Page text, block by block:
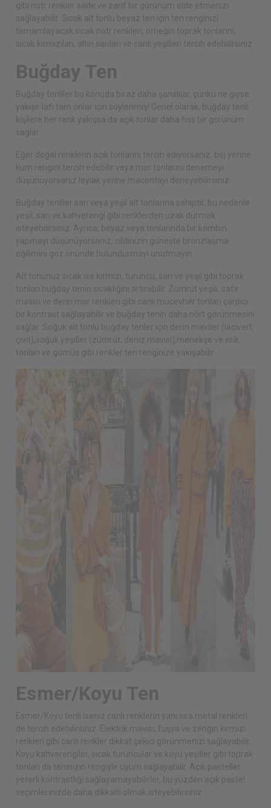
gibi nötr renkler sade ve zarif bir görünüm elde etmenizi
sağlayabilir. Sıcak alt tonlu beyaz ten için ten renginizi
tamamlayacak sıcak nötr renkleri, örneğin toprak tonlarını,
sıcak kırmızıları, altın sarıları ve canlı yeşilleri tercih edebilirsiniz.
Buğday Ten
Buğday tenliler bu konuda biraz daha şanslılar, çünkü ne giyse
yakışır lafı tam onlar için söylenmiş! Genel olarak, buğday tenli
kişilere her renk yakışsa da açık tonlar daha hoş bir görünüm
sağlar.
Eğer doğal renklerin açık tonlarını tercih ediyorsanız, bej yerine
kum rengini tercih edebilir veya mor tonlarını denemeyi
düşünüyorsanız leylak yerine macentayı deneyebilirsiniz.
Buğday tenliler sarı veya yeşil alt tonlarına sahiptir, bu nedenle
yeşil, sarı ve kahverengi gibi renklerden uzak durmak
isteyebilirsiniz. Ayrıca, beyaz veya tonlarında bir kombin
yapmayı düşünüyorsanız, cildinizin güneşte bronzlaşma
eğilimini göz önünde bulundurmayı unutmayın.
Alt tonunuz sıcak ise kırmızı, turuncu, sarı ve yeşil gibi toprak
tonları buğday tenin sıcaklığını artırabilir. Zümrüt yeşili, safir
mavisi ve derin mor renkleri gibi canlı mücevher tonları çarpıcı
bir kontrast sağlayabilir ve buğday tenin daha nört görünmesini
sağlar. Soğuk alt tonlu buğday tenler için derin maviler (lacivert,
çivit),soğuk yeşiller (zümrüt, deniz mavisi),menekşe ve erik
tonları ve gümüş gibi renkler ten renginize yakışabilir.
Esmer/Koyu Ten
Esmer/Koyu tenli iseniz canlı renklerin yanı sıra metal renkleri
de tercih edebilirsiniz. Elektrik mavisi, fuşya ve zengin kırmızı
renkleri gibi canlı renkler dikkat çekici görünmenizi sağlayabilir.
Koyu kahverengiler, sıcak turuncular ve koyu yeşiller gibi toprak
tonları da teninizin rengiyle uyum sağlayabilir. Açık pasteller
yeterli kontrastlığı sağlayamayabilirler, bu yüzden açık pastel
seçimlerinizde daha dikkatli olmak isteyebilirsiniz.